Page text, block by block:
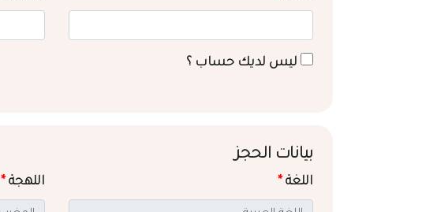
ليس لديك حساب ؟
بيانات الحجز
اللغة* اللهجة*